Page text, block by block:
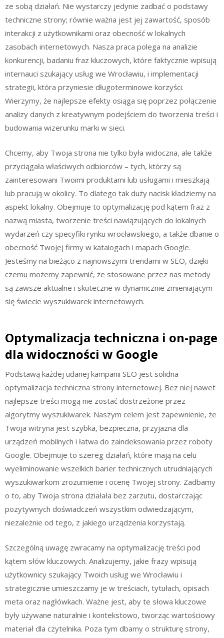
ze sobą działań. Nie wystarczy jedynie zadbać o podstawy
techniczne strony; równie ważna jest jej zawartość, sposób
interakcji z użytkownikami oraz obecność w lokalnych
zasobach internetowych. Nasza praca polega na analizie
konkurencji, badaniu fraz kluczowych, które faktycznie wpisują
internauci szukający usług we Wrocławiu, i implementacji
strategii, która przyniesie długoterminowe korzyści.
Wierzymy, że najlepsze efekty osiąga się poprzez połączenie
analizy danych z kreatywnym podejściem do tworzenia treści i
budowania wizerunku marki w sieci.
Chcemy, aby Twoja strona nie tylko była widoczna, ale także
przyciągała właściwych odbiorców – tych, którzy są
zainteresowani Twoimi produktami lub usługami i mieszkają
lub pracują w okolicy. To dlatego tak duży nacisk kładziemy na
aspekt lokalny. Obejmuje to optymalizację pod kątem fraz z
nazwą miasta, tworzenie treści nawiązujących do lokalnych
wydarzeń czy specyfiki rynku wrocławskiego, a także dbanie o
obecność Twojej firmy w katalogach i mapach Google.
Jesteśmy na bieżąco z najnowszymi trendami w SEO, dzięki
czemu możemy zapewnić, że stosowane przez nas metody
są zawsze aktualne i skuteczne w dynamicznie zmieniającym
się świecie wyszukiwarek internetowych.
Optymalizacja techniczna i on-page
dla widoczności w Google
Podstawą każdej udanej kampanii SEO jest solidna
optymalizacja techniczna strony internetowej. Bez niej nawet
najlepsze treści mogą nie zostać dostrzeżone przez
algorytmy wyszukiwarek. Naszym celem jest zapewnienie, że
Twoja witryna jest szybka, bezpieczna, przyjazna dla
urządzeń mobilnych i łatwa do zaindeksowania przez roboty
Google. Obejmuje to szereg działań, które mają na celu
wyeliminowanie wszelkich barier technicznych utrudniających
wyszukiwarkom zrozumienie i ocenę Twojej strony. Zadbamy
o to, aby Twoja strona działała bez zarzutu, dostarczając
pozytywnych doświadczeń wszystkim odwiedzającym,
niezależnie od tego, z jakiego urządzenia korzystają.
Szczególną uwagę zwracamy na optymalizację treści pod
kątem słów kluczowych. Analizujemy, jakie frazy wpisują
użytkownicy szukający Twoich usług we Wrocławiu i
strategicznie umieszczamy je w treściach, tytułach, opisach
meta oraz nagłówkach. Ważne jest, aby te słowa kluczowe
były używane naturalnie i kontekstowo, tworząc wartościowy
materiał dla czytelnika. Poza tym dbamy o strukturę strony,